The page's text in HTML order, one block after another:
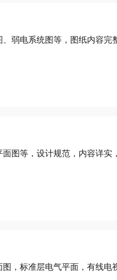
弱电系统图等，图纸内容完
图等，设计规范，内容详实
，标准层电气平面，有线电